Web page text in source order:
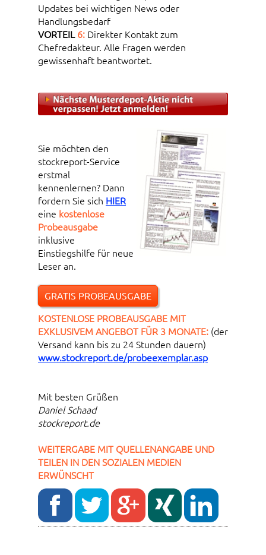
Updates bei wichtigen News oder
Handlungsbedarf
VORTEIL6: Direkter Kontakt zum
Chefredakteur. Alle Fragen werden
gewissenhaft beantwortet.
Sie möchten den
stockreport-Service
erstmal
kennenlernen? Dann
fordern Sie sich HIER
eine kostenlose
Probeausgabe
inklusive
Einstiegshilfe für neue
Leser an.
GRATIS PROBEAUSGABE
KOSTENLOSE PROBEAUSGABE MIT
EXKLUSIVEM ANGEBOT FÜR 3 MONATE: (der
Versand kann bis zu 24 Stunden dauern)
www.stockreport.de/probeexemplar.asp
Mit besten Grüßen
Daniel Schaad
stockreport.de
WEITERGABE MIT QUELLENANGABE UND
TEILEN IN DEN SOZIALEN MEDIEN
ERWÜNSCHT